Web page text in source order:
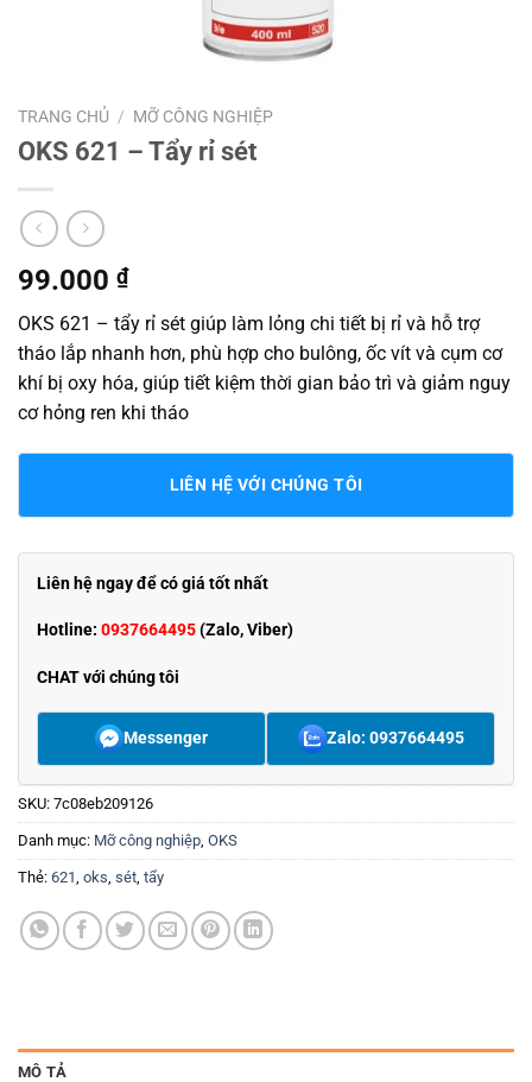
TRANG CHỦ / MỠ CÔNG NGHIỆP
OKS 621 – Tẩy rỉ sét
99.000 ₫
OKS 621 – tẩy rỉ sét giúp làm lỏng chi tiết bị rỉ và hỗ trợ
tháo lắp nhanh hơn, phù hợp cho bulông, ốc vít và cụm cơ
khí bị oxy hóa, giúp tiết kiệm thời gian bảo trì và giảm nguy
cơ hỏng ren khi tháo
LIÊN HỆ VỚI CHÚNG TÔI
Liên hệ ngay để có giá tốt nhất
Hotline: 0937664495(Zalo, Viber)
CHAT với chúng tôi
Messenger Zalo: 0937664495
SKU: 7c08eb209126
Danh mục: Mỡ công nghiệp OKS
Thẻ: 621 oks sét tẩy
MÔ TẢ